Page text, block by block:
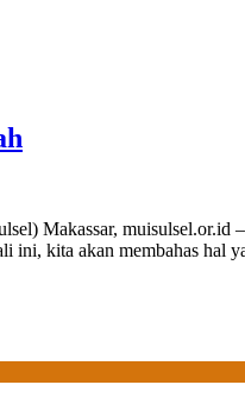
Makassar, muisulsel.or.id
ini, kita akan membahas hal